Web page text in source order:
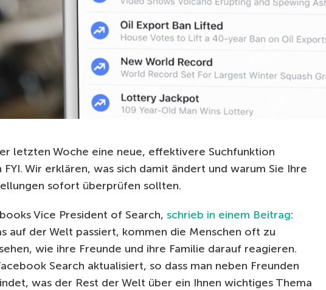
letzten Woche eine neue, effektivere Suchfunktion
Wir erklären, was sich damit ändert und warum Sie Ihre
sofort überprüfen sollten.
Vice President of Search, schrieb in einem Beitrag:
auf der Welt passiert, kommen die Menschen oft zu
wie ihre Freunde und ihre Familie darauf reagieren.
Search aktualisiert, so dass man neben Freunden
was der Rest der Welt über ein Ihnen wichtiges Thema